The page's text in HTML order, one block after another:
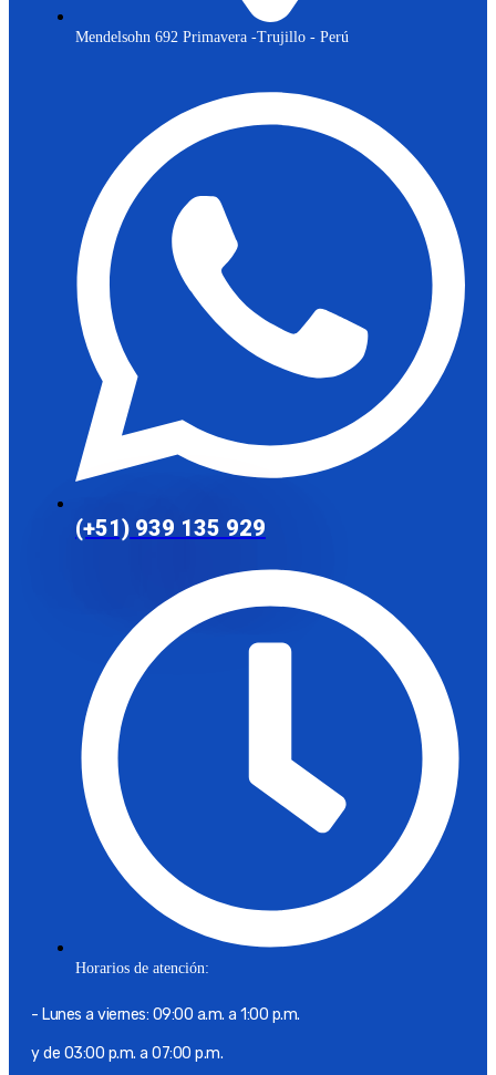
Mendelsohn 692 Primavera -Trujillo - Perú
(+51) 939 135 929
Horarios de atención:
- Lunes a viernes: 09:00 a.m. a 1:00 p.m.
y de 03:00 p.m. a 07:00 p.m.